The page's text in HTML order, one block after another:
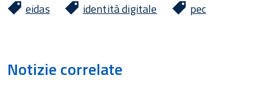
eidas identità digitale pec
Notizie correlate